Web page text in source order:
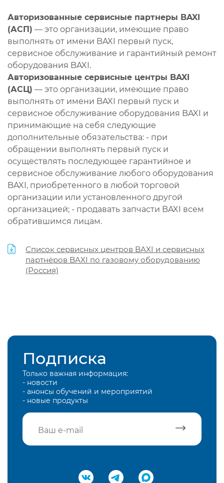
Авторизованные сервисные партнеры BAXI
(АСП) — это организации, имеющие право
выполнять от имени BAXI первый пуск,
сервисное обслуживание и гарантийный ремонт
оборудования BAXI.
Авторизованные сервисные центры BAXI
(АСЦ) — это организации, имеющие право
выполнять от имени BAXI первый пуск и
сервисное обслуживание оборудования BAXI и
принимающие на себя следующие
дополнительные обязательства: - при
обращении выполнять первый пуск и
осуществлять последующее гарантийное и
сервисное обслуживание любого оборудования
BAXI, приобретенного в любой торговой
организации или установленного другой
организацией; - продавать запчасти BAXI всем
обратившимся лицам.
Список сервисных центров BAXI и сервисных
партнёров BAXI по газовому оборудованию
(Россия)
Подписка
Только важная информация:
- новости
- анонсы обучений и мероприятий
- новые продукты